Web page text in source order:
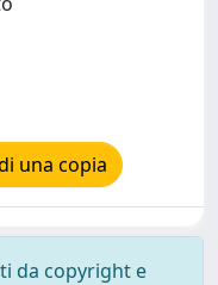
una copia
da copyright e